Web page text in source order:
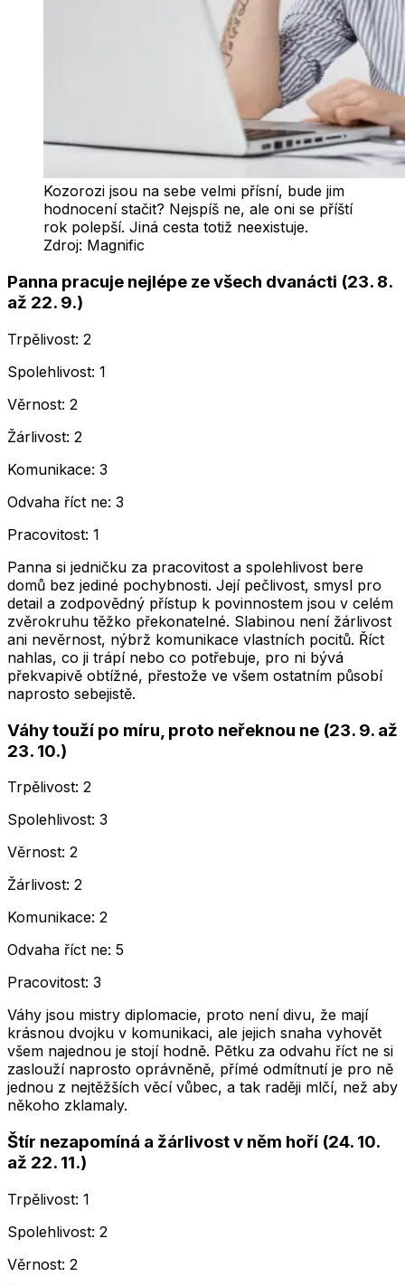
Kozorozi jsou na sebe velmi přísní, bude jim
hodnocení stačit? Nejspíš ne, ale oni se příští
rok polepší. Jiná cesta totiž neexistuje.
Zdroj: Magnific
Panna pracuje nejlépe ze všech dvanácti (23. 8.
až 22. 9.)
Trpělivost: 2
Spolehlivost: 1
Věrnost: 2
Žárlivost: 2
Komunikace: 3
Odvaha říct ne: 3
Pracovitost: 1
Panna si jedničku za pracovitost a spolehlivost bere
domů bez jediné pochybnosti. Její pečlivost, smysl pro
detail a zodpovědný přístup k povinnostem jsou v celém
zvěrokruhu těžko překonatelné. Slabinou není žárlivost
ani nevěrnost, nýbrž komunikace vlastních pocitů. Říct
nahlas, co ji trápí nebo co potřebuje, pro ni bývá
překvapivě obtížné, přestože ve všem ostatním působí
naprosto sebejistě.
Váhy touží po míru, proto neřeknou ne (23. 9. až
23. 10.)
Trpělivost: 2
Spolehlivost: 3
Věrnost: 2
Žárlivost: 2
Komunikace: 2
Odvaha říct ne: 5
Pracovitost: 3
Váhy jsou mistry diplomacie, proto není divu, že mají
krásnou dvojku v komunikaci, ale jejich snaha vyhovět
všem najednou je stojí hodně. Pětku za odvahu říct ne si
zaslouží naprosto oprávněně, přímé odmítnutí je pro ně
jednou z nejtěžších věcí vůbec, a tak raději mlčí, než aby
někoho zklamaly.
Štír nezapomíná a žárlivost v něm hoří (24. 10.
až 22. 11.)
Trpělivost: 1
Spolehlivost: 2
Věrnost: 2